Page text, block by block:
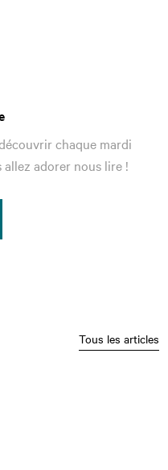
chaque mardi
adorer nous lire !
Tous les articles